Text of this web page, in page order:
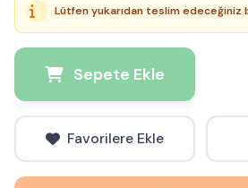
Lütfen yukarıdan teslim edeceğiniz
Sepete Ekle
Favorilere Ekle